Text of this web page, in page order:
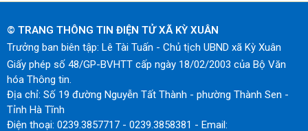
© TRANG THÔNG TIN ĐIỆN TỬ XÃ KỲ XUÂN
Trưởng ban biên tập: Lê Tài Tuấn - Chủ tịch UBND xã Kỳ Xuân
Giấy phép số 48/GP-BVHTT cấp ngày 18/02/2003 của Bộ Văn
hóa Thông tin.
Địa chỉ: Số 19 đường Nguyễn Tất Thành - phường Thành Sen -
Tỉnh Hà Tĩnh
Điện thoại: 0239.3857717 - 0239.3858381 - Email: